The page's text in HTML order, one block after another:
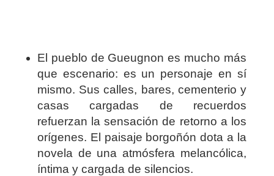
El pueblo de Gueugnon es mucho más
que escenario: es un personaje en sí
mismo. Sus calles, bares, cementerio y
casas cargadas de recuerdos
refuerzan la sensación de retorno a los
orígenes. El paisaje borgoñón dota a la
novela de una atmósfera melancólica,
íntima y cargada de silencios.